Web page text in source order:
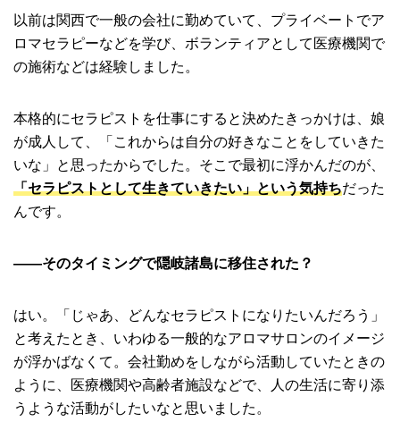
以前は関西で一般の会社に勤めていて、プライベートでア
ロマセラピーなどを学び、ボランティアとして医療機関で
の施術などは経験しました。
本格的にセラピストを仕事にすると決めたきっかけは、娘
が成人して、「これからは自分の好きなことをしていきた
いな」と思ったからでした。そこで最初に浮かんだのが、
「セラピストとして生きていきたい」という気持ちだった
んです。
――そのタイミングで隠岐諸島に移住された？
はい。「じゃあ、どんなセラピストになりたいんだろう」
と考えたとき、いわゆる一般的なアロマサロンのイメージ
が浮かばなくて。会社勤めをしながら活動していたときの
ように、医療機関や高齢者施設などで、人の生活に寄り添
うような活動がしたいなと思いました。